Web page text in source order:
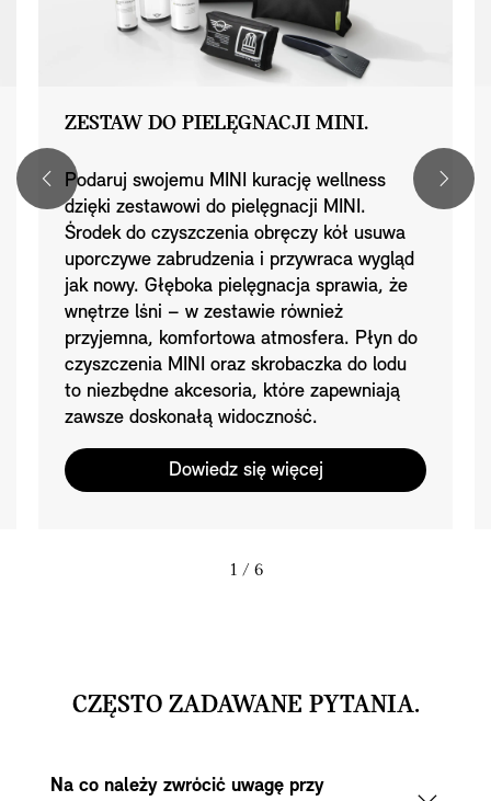
ZESTAW DO PIELĘGNACJI MINI.
Podaruj swojemu MINI kurację wellness
dzięki zestawowi do pielęgnacji MINI.
Środek do czyszczenia obręczy kół usuwa
uporczywe zabrudzenia i przywraca wygląd
jak nowy. Głęboka pielęgnacja sprawia, że
wnętrze lśni – w zestawie również
przyjemna, komfortowa atmosfera. Płyn do
czyszczenia MINI oraz skrobaczka do lodu
to niezbędne akcesoria, które zapewniają
zawsze doskonałą widoczność.
Dowiedz się więcej
1 / 6
CZĘSTO ZADAWANE PYTANIA.
Na co należy zwrócić uwagę przy